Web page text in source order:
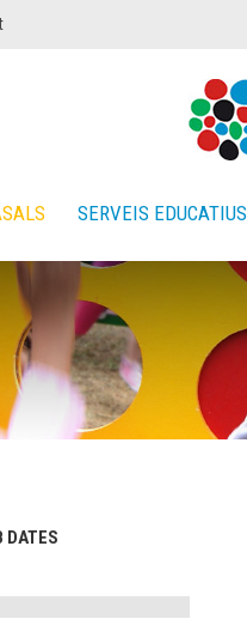
SERVEIS EDUCATIUS
DATES